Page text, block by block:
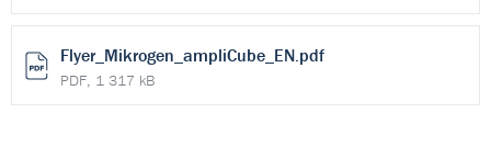
Flyer_Mikrogen_ampliCube_EN.pdf
PDF, 1 317 kB